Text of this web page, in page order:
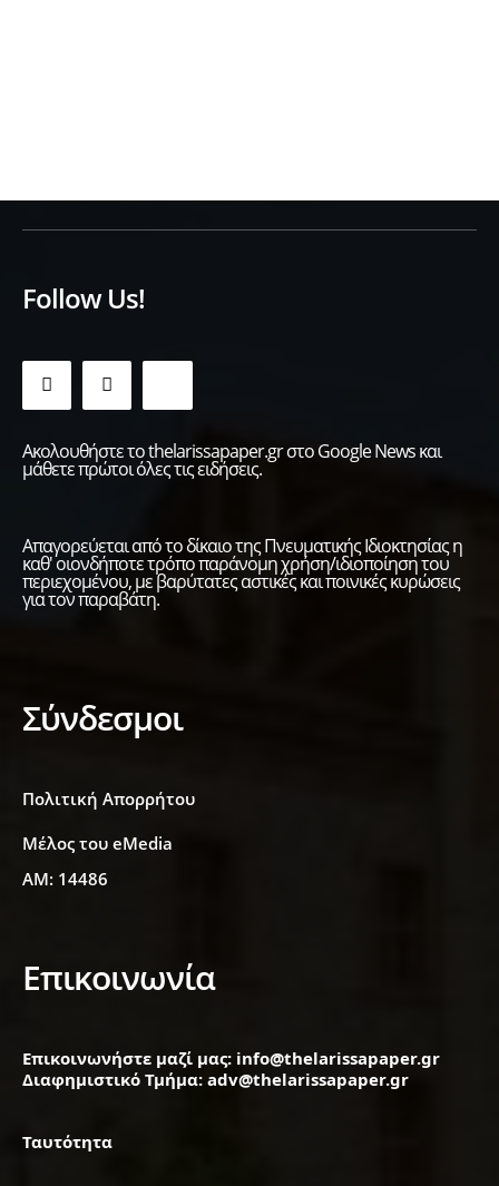
Follow Us!
Ακολουθήστε το thelarissapaper.gr στο Google News και
μάθετε πρώτοι όλες τις ειδήσεις.
Απαγορεύεται από το δίκαιο της Πνευματικής Ιδιοκτησίας η
καθ' οιονδήποτε τρόπο παράνομη χρήση/ιδιοποίηση του
περιεχομένου, με βαρύτατες αστικές και ποινικές κυρώσεις
για τον παραβάτη.
Σύνδεσμοι
Πολιτική Απορρήτου
Μέλος του eMedia
ΑΜ: 14486
Επικοινωνία
Επικοινωνήστε μαζί μας: info@thelarissapaper.gr
Διαφημιστικό Τμήμα: adv@thelarissapaper.gr
Ταυτότητα